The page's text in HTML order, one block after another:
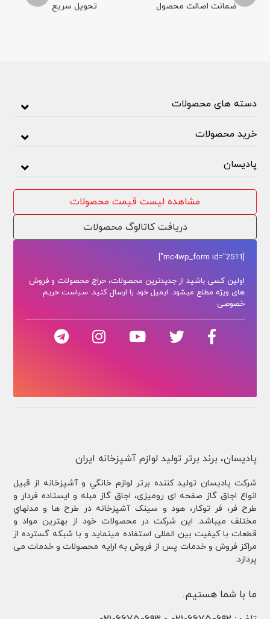
ضمانت اصالت محصول تحویل سریع
دسته های محصولات
خرید محصولات
پادیسان
مشاهده لیست قیمت محصولات
دریافت کاتالوگ محصولات
[mc4wp_form id="2511"]
اولین کسی باشید از جدیدترین محصولات، حراج محصولات و فروش
های ویژه مطلع میشود. ایمیل خود را ارسال کنید. سیاست حریم
خصوصی
پادیسان، برند برتر تولید لوازم آشپزخانه ایران
شركت پادیسان توليد کننده برتر لوازم خانگي و آشپزخانه از قبيل
انواع اجاق گاز صفحه ای رومیزی، اجاق گاز مبله و ایستاده فردار و
طرح فر، فر توكار، هود و سینک آشپزخانه در طرح ها و مدلهاي
مختلف ميباشد. این شرکت در محصولات خود از بهترین مواد و
قطعات با کیفیت بین المللی استفاده مینماید و با شبکه گسترده از
مراکز فروش و خدمات پس از فروش به ارایه محصولات و خدمات می
پردازد.
ما با شما هستیم.